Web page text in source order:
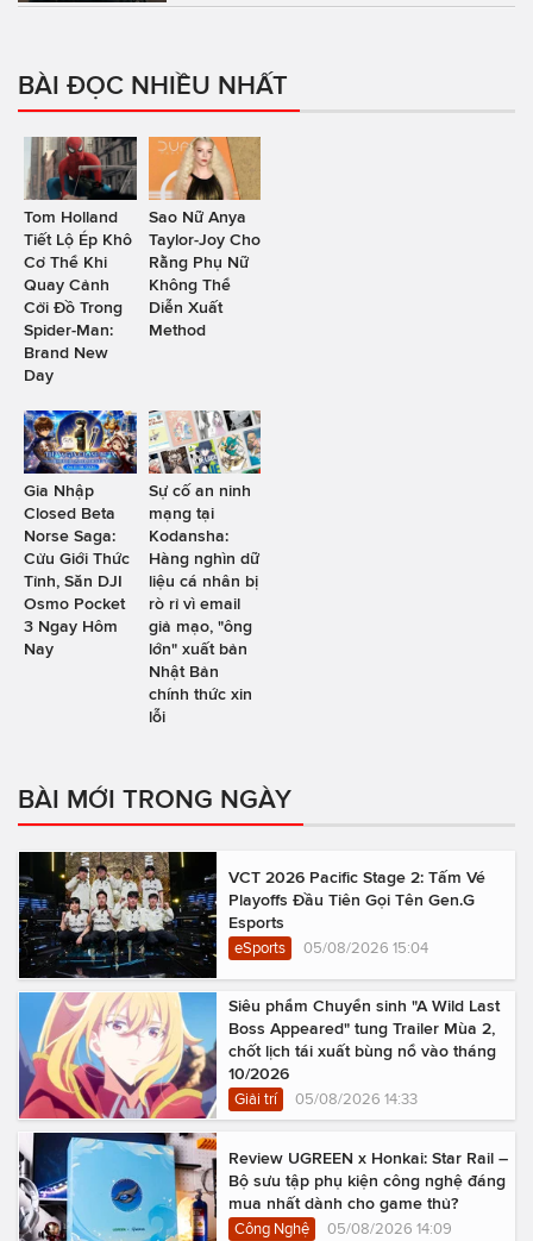
BÀI ĐỌC NHIỀU NHẤT
Tom Holland
Tiết Lộ Ép Khô
Cơ Thể Khi
Quay Cảnh
Cởi Đồ Trong
Spider-Man:
Brand New
Day
Sao Nữ Anya
Taylor-Joy Cho
Rằng Phụ Nữ
Không Thể
Diễn Xuất
Method
Gia Nhập
Closed Beta
Norse Saga:
Cửu Giới Thức
Tỉnh, Săn DJI
Osmo Pocket
3 Ngay Hôm
Nay
Sự cố an ninh
mạng tại
Kodansha:
Hàng nghìn dữ
liệu cá nhân bị
rò rỉ vì email
giả mạo, "ông
lớn" xuất bản
Nhật Bản
chính thức xin
lỗi
BÀI MỚI TRONG NGÀY
VCT 2026 Pacific Stage 2: Tấm Vé
Playoffs Đầu Tiên Gọi Tên Gen.G
Esports
eSports 05/08/2026 15:04
Siêu phẩm Chuyển sinh "A Wild Last
Boss Appeared" tung Trailer Mùa 2,
chốt lịch tái xuất bùng nổ vào tháng
10/2026
Giải trí 05/08/2026 14:33
Review UGREEN x Honkai: Star Rail –
Bộ sưu tập phụ kiện công nghệ đáng
mua nhất dành cho game thủ?
Công Nghệ 05/08/2026 14:09